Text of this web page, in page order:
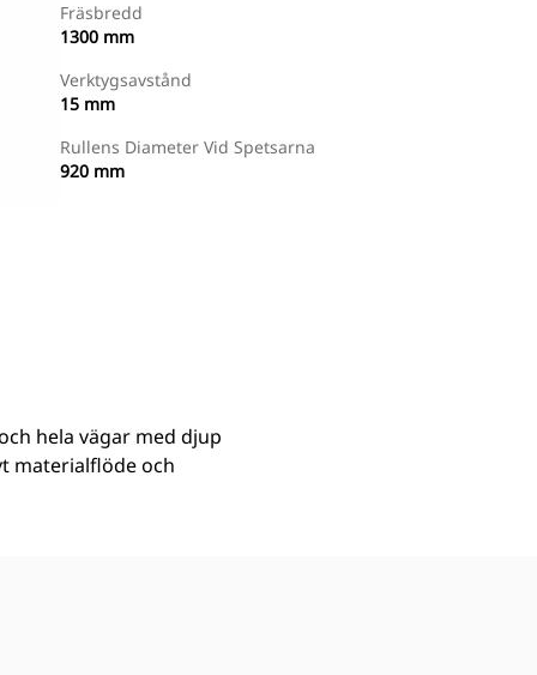
Fräsbredd
1300 mm
Verktygsavstånd
15 mm
Rullens Diameter Vid Spetsarna
920 mm
hela vägar med djup
materialflöde och